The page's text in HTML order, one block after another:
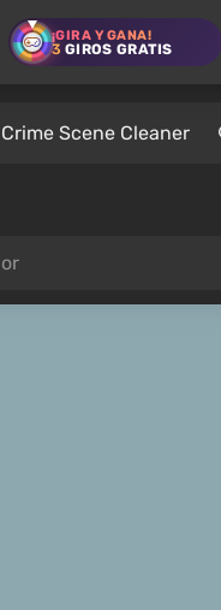
¡GIRA Y GANA!
3 GIROS GRATIS
Crime Scene Cleaner